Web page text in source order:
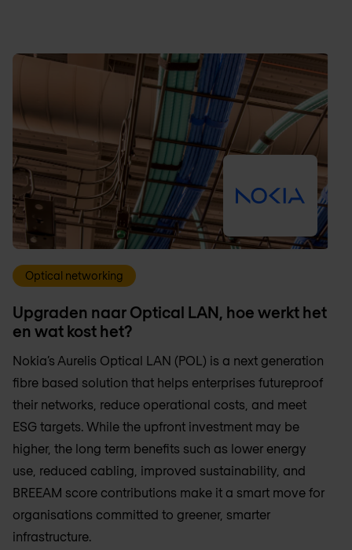
Optical networking
Upgraden naar Optical LAN, hoe werkt het
en wat kost het?
Nokia’s Aurelis Optical LAN (POL) is a next generation
fibre based solution that helps enterprises futureproof
their networks, reduce operational costs, and meet
ESG targets. While the upfront investment may be
higher, the long term benefits such as lower energy
use, reduced cabling, improved sustainability, and
BREEAM score contributions make it a smart move for
organisations committed to greener, smarter
infrastructure.